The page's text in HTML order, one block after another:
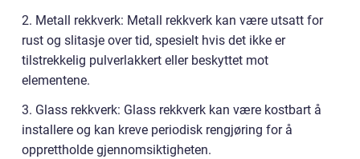
2. Metall rekkverk: Metall rekkverk kan være utsatt for
rust og slitasje over tid, spesielt hvis det ikke er
tilstrekkelig pulverlakkert eller beskyttet mot
elementene.
3. Glass rekkverk: Glass rekkverk kan være kostbart å
installere og kan kreve periodisk rengjøring for å
opprettholde gjennomsiktigheten.